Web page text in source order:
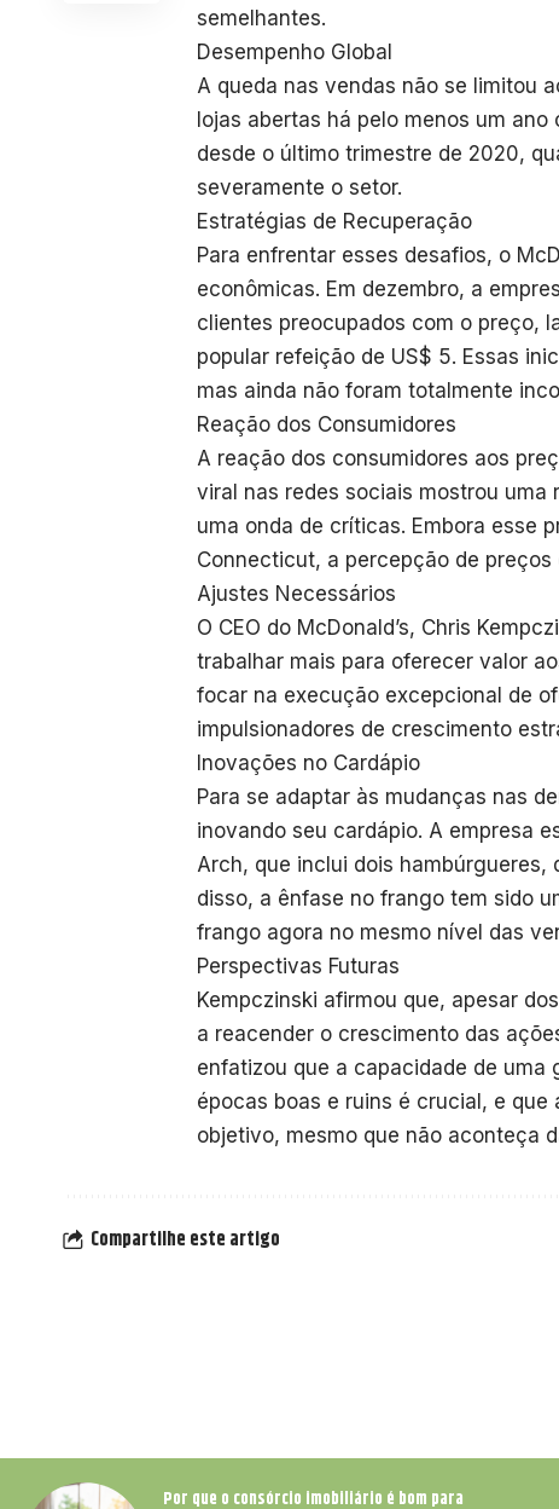
semelhantes.
Desempenho Global
A queda nas vendas não se limitou
lojas abertas há pelo menos um
desde o último trimestre de 2020,
severamente o setor.
Estratégias de Recuperação
Para enfrentar esses desafios, o
econômicas. Em dezembro, a
clientes preocupados com o preço,
popular refeição de US$ 5. Essas
mas ainda não foram totalmente
Reação dos Consumidores
A reação dos consumidores aos
viral nas redes sociais mostrou uma
uma onda de críticas. Embora esse
Connecticut, a percepção de
Ajustes Necessários
O CEO do McDonald’s, Chris
trabalhar mais para oferecer valor
focar na execução excepcional de
impulsionadores de crescimento
Inovações no Cardápio
Para se adaptar às mudanças nas
inovando seu cardápio. A empresa
Arch, que inclui dois
disso, a ênfase no frango tem sido
frango agora no mesmo nível das
Perspectivas Futuras
Kempczinski afirmou que, apesar
a reacender o crescimento das
enfatizou que a capacidade de uma
épocas boas e ruins é crucial, e
objetivo, mesmo que não aconteça
Compartilhe este artigo
Por que o consórcio imobiliário é bom para